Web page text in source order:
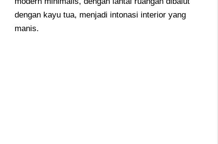
dengan kayu tua, menjadi intonasi interior yang
manis.